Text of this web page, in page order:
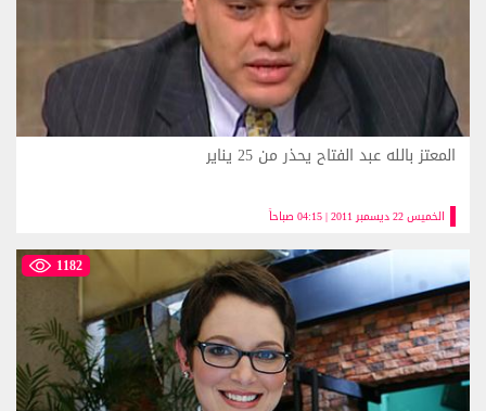
الخميس 22 ديسمبر 2011 | 04:15 صباحاً
المعتز بالله عبد الفتاح يحذر من 25 يناير
1182